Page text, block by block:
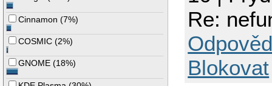
Cinnamon (7%)
COSMIC (2%)
GNOME (18%)
Re:
Blokovat